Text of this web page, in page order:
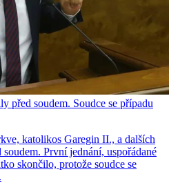
před soudem. Soudce se případu
katolikos Garegin II., a dalších
První jednání, uspořádané
skončilo, protože soudce se